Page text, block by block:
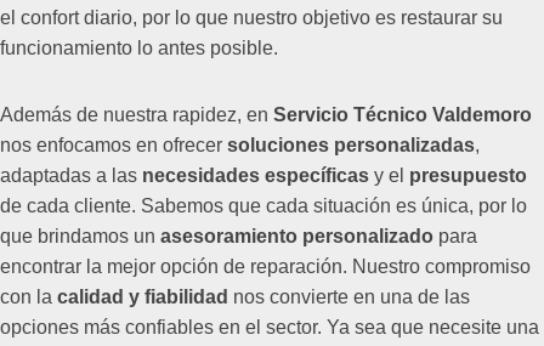
el confort diario, por lo que nuestro objetivo es restaurar su
funcionamiento lo antes posible.
Además de nuestra rapidez, en Servicio Técnico Valdemoro
nos enfocamos en ofrecer soluciones personalizadas,
adaptadas a las necesidades específicas y el presupuesto
de cada cliente. Sabemos que cada situación es única, por lo
que brindamos un asesoramiento personalizado para
encontrar la mejor opción de reparación. Nuestro compromiso
con la calidad y fiabilidad nos convierte en una de las
opciones más confiables en el sector. Ya sea que necesite una